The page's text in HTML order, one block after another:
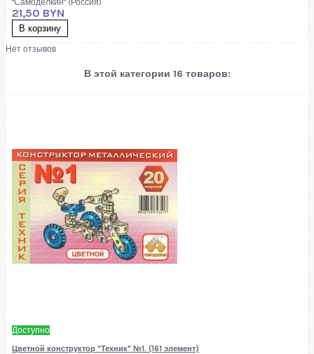
21,50 BYN
В корзину
Нет отзывов
В этой категории 16 товаров:
Доступно
Цветной конструктор "Техник" №1. (161 элемент)